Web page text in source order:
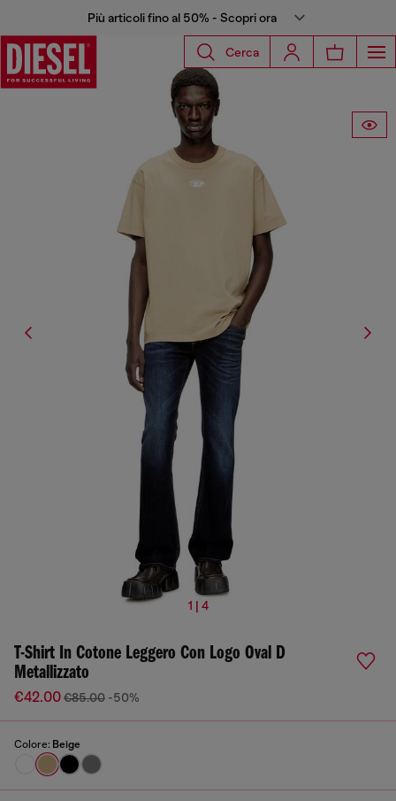
Più articoli fino al 50% - Scopri ora
Cerca
1 | 4
T-Shirt In Cotone Leggero Con Logo Oval D
Metallizzato
€42.00€85.00 -50%
Colore: Beige